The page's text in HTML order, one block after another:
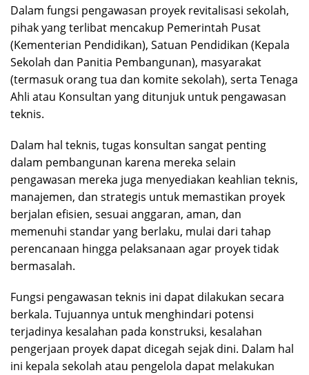
Dalam fungsi pengawasan proyek revitalisasi sekolah,
pihak yang terlibat mencakup Pemerintah Pusat
(Kementerian Pendidikan), Satuan Pendidikan (Kepala
Sekolah dan Panitia Pembangunan), masyarakat
(termasuk orang tua dan komite sekolah), serta Tenaga
Ahli atau Konsultan yang ditunjuk untuk pengawasan
teknis.
Dalam hal teknis, tugas konsultan sangat penting
dalam pembangunan karena mereka selain
pengawasan mereka juga menyediakan keahlian teknis,
manajemen, dan strategis untuk memastikan proyek
berjalan efisien, sesuai anggaran, aman, dan
memenuhi standar yang berlaku, mulai dari tahap
perencanaan hingga pelaksanaan agar proyek tidak
bermasalah.
Fungsi pengawasan teknis ini dapat dilakukan secara
berkala. Tujuannya untuk menghindari potensi
terjadinya kesalahan pada konstruksi, kesalahan
pengerjaan proyek dapat dicegah sejak dini. Dalam hal
ini kepala sekolah atau pengelola dapat melakukan